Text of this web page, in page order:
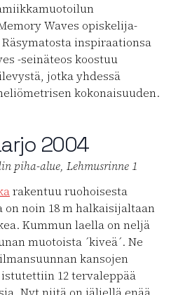
Waves opiskelija-
inspiraationsa
-seinäteos koostuu
jotka yhdessä
kokonaisuuden.
2004
piha-alue, Lehmusrinne 1
rakentuu ruohoisesta
on noin 18 m halkaisijaltaan
Kummun laella on neljä
muotoista ´kiveä´. Ne
kansojen
12 tervaleppää